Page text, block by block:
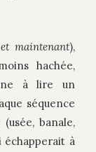
maintenant),
hachée,
à lire un
séquence
banale,
échapperait à